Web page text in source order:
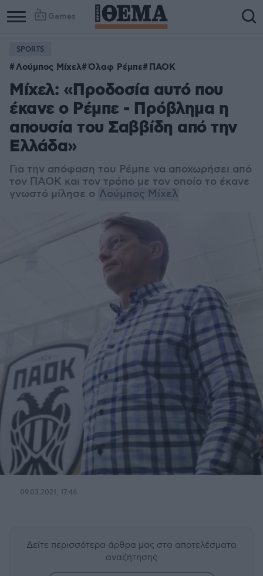
Games
SPORTS
Λούμπος Μίχελ Όλαφ Ρέμπε ΠΑΟΚ
Μίχελ: «Προδοσία αυτό που
έκανε ο Ρέμπε - Πρόβλημα η
απουσία του Σαββίδη από την
Ελλάδα»
Για την απόφαση του Ρέμπε να αποχωρήσει από
τον ΠΑΟΚ και τον τρόπο με τον οποίο το έκανε
γνωστό μίλησε ο Λούμπος Μίχελ
09.03.2021, 17:46
Δείτε περισσότερα άρθρα μας στα αποτελέσματα
αναζήτησης